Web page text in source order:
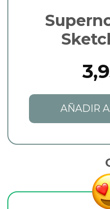
AÑADIR